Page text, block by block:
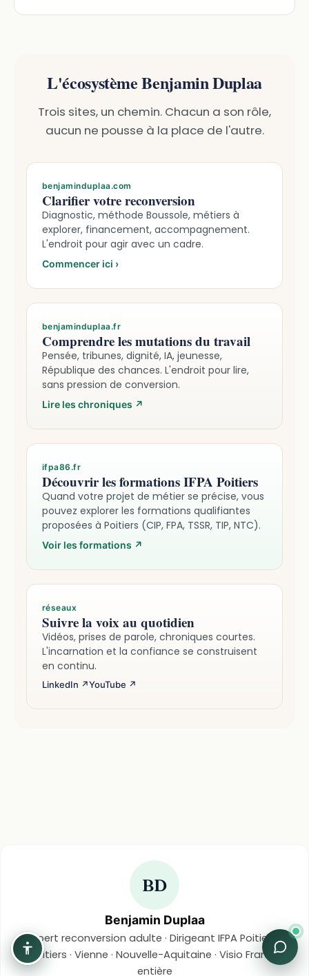
L'écosystème Benjamin Duplaa
Trois sites, un chemin. Chacun a son rôle,
aucun ne pousse à la place de l'autre.
benjaminduplaa.com
Clarifier votre reconversion
Diagnostic, méthode Boussole, métiers à
explorer, financement, accompagnement.
L'endroit pour agir avec un cadre.
Commencer ici ›
benjaminduplaa.fr
Comprendre les mutations du travail
Pensée, tribunes, dignité, IA, jeunesse,
République des chances. L'endroit pour lire,
sans pression de conversion.
Lire les chroniques ↗
ifpa86.fr
Découvrir les formations IFPA Poitiers
Quand votre projet de métier se précise, vous
pouvez explorer les formations qualifiantes
proposées à Poitiers (CIP, FPA, TSSR, TIP, NTC).
Voir les formations ↗
réseaux
Suivre la voix au quotidien
Vidéos, prises de parole, chroniques courtes.
L'incarnation et la confiance se construisent
en continu.
LinkedIn ↗YouTube ↗
BD
Benjamin Duplaa
Expert reconversion adulte · Dirigeant IFPA Poitiers ·
Poitiers · Vienne · Nouvelle-Aquitaine · Visio France
entière